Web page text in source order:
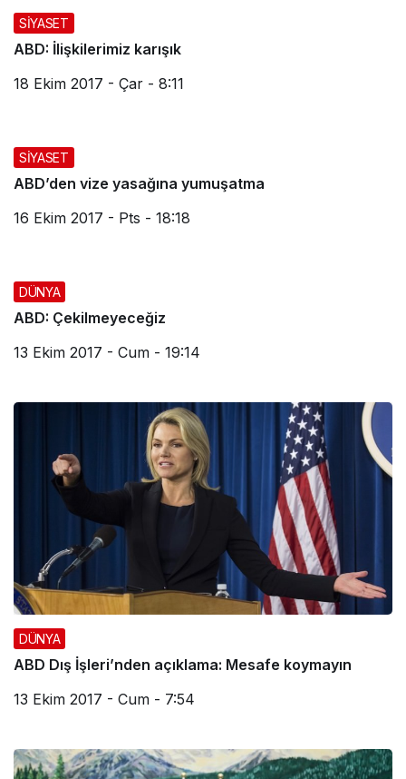
SİYASET
ABD: İlişkilerimiz karışık
18 Ekim 2017 - Çar - 8:11
SİYASET
ABD’den vize yasağına yumuşatma
16 Ekim 2017 - Pts - 18:18
DÜNYA
ABD: Çekilmeyeceğiz
13 Ekim 2017 - Cum - 19:14
DÜNYA
ABD Dış İşleri’nden açıklama: Mesafe koymayın
13 Ekim 2017 - Cum - 7:54